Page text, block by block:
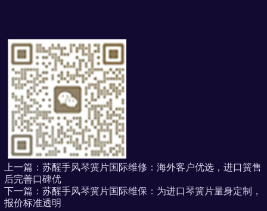
上一篇： 苏醒手风琴簧片国际维修：海外客户优选，进口簧售
后完善口碑优
下一篇： 苏醒手风琴簧片国际维保：为进口琴簧片量身定制，
报价标准透明